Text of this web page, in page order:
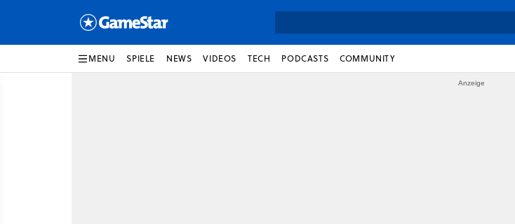
MENU SPIELE NEWS VIDEOS TECH PODCASTS COMMUNITY